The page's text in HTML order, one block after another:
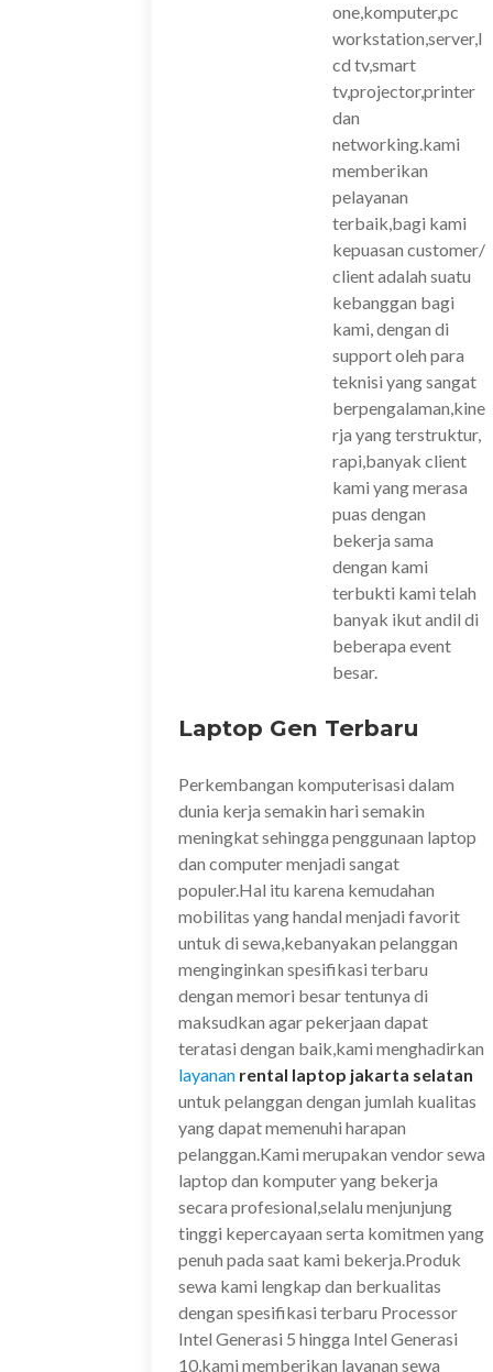
one,komputer,pc
workstation,server,l
cd tv,smart
tv,projector,printer
dan
networking.kami
memberikan
pelayanan
terbaik,bagi kami
kepuasan customer/
client adalah suatu
kebanggan bagi
kami, dengan di
support oleh para
teknisi yang sangat
berpengalaman,kine
rja yang terstruktur,
rapi,banyak client
kami yang merasa
puas dengan
bekerja sama
dengan kami
terbukti kami telah
banyak ikut andil di
beberapa event
besar.
Laptop Gen Terbaru
Perkembangan komputerisasi dalam
dunia kerja semakin hari semakin
meningkat sehingga penggunaan laptop
dan computer menjadi sangat
populer.Hal itu karena kemudahan
mobilitas yang handal menjadi favorit
untuk di sewa,kebanyakan pelanggan
menginginkan spesifikasi terbaru
dengan memori besar tentunya di
maksudkan agar pekerjaan dapat
teratasi dengan baik,kami menghadirkan
layanan rental laptop jakarta selatan
untuk pelanggan dengan jumlah kualitas
yang dapat memenuhi harapan
pelanggan.Kami merupakan vendor sewa
laptop dan komputer yang bekerja
secara profesional,selalu menjunjung
tinggi kepercayaan serta komitmen yang
penuh pada saat kami bekerja.Produk
sewa kami lengkap dan berkualitas
dengan spesifikasi terbaru Processor
Intel Generasi 5 hingga Intel Generasi
10,kami memberikan layanan sewa